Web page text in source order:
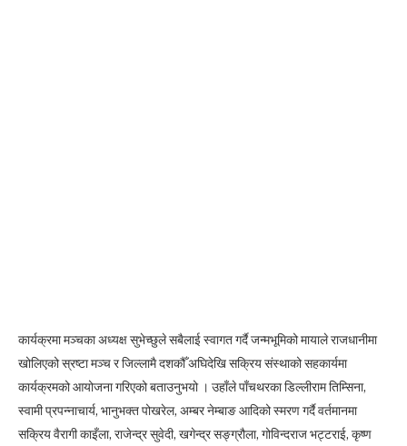
कार्यक्रमा मञ्चका अध्यक्ष सुभेच्छुले सबैलाई स्वागत गर्दै जन्मभूमिको मायाले राजधानीमा
खोलिएको स्रष्टा मञ्च र जिल्लामै दशकौँ अघिदेखि सक्रिय संस्थाको सहकार्यमा
कार्यक्रमको आयोजना गरिएको बताउनुभयो । उहाँले पाँचथरका डिल्लीराम तिम्सिना,
स्वामी प्रपन्नाचार्य, भानुभक्त पोखरेल, अम्बर नेम्बाङ आदिको स्मरण गर्दै वर्तमानमा
सक्रिय वैरागी काइँला, राजेन्द्र सुवेदी, खगेन्द्र सङ्ग्रौला, गोविन्दराज भट्टराई, कृष्ण